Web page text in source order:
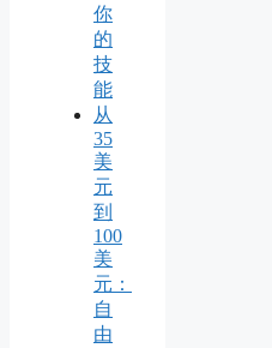
你
的
技
能
从
35
美
元
到
100
美
元：
自
由